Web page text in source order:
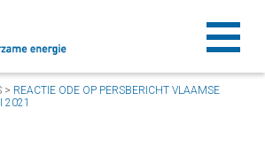
> REACTIE ODE OP PERSBERICHT VLAAMSE
2021